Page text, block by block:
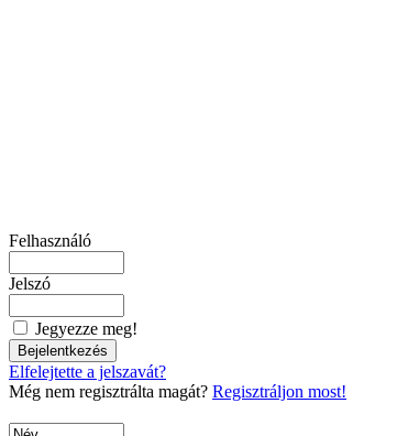
Felhasználó
Jelszó
Jegyezze meg!
Elfelejtette a jelszavát?
Még nem regisztrálta magát? Regisztráljon most!